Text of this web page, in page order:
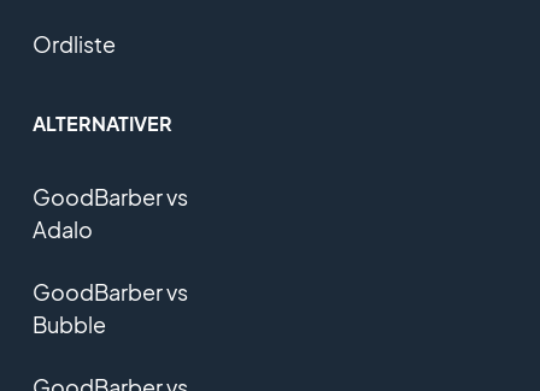
Ordliste
ALTERNATIVER
GoodBarber vs
Adalo
GoodBarber vs
Bubble